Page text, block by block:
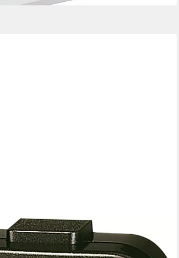
Reisewecker, Leuchtzeiger,